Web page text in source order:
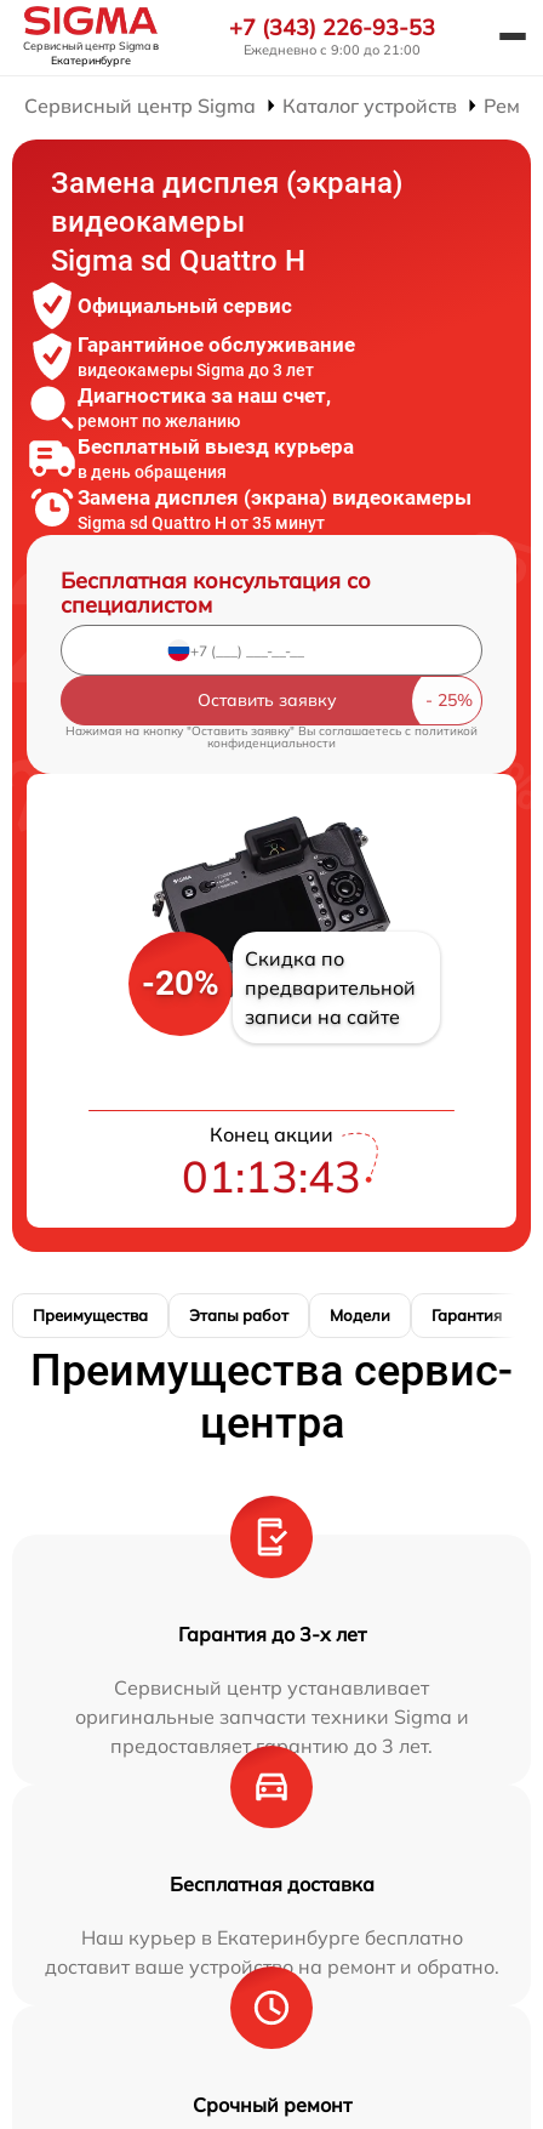
Сервисный центр Sigmaв
Екатеринбурге
+7 (343) 226-93-53
Ежедневно с 9:00 до 21:00
Сервисный центр Sigma Каталог устройств
Замена дисплея (экрана)
видеокамеры
Sigma sd Quattro H
Официальный сервис
Гарантийное обслуживание
видеокамеры Sigma до 3 лет
Диагностика за наш счет,
ремонт по желанию
Бесплатный выезд курьера
в день обращения
Замена дисплея (экрана) видеокамеры
Sigma sd Quattro H от 35 минут
Бесплатная консультация со
специалистом
Оставить заявку
Нажимая на кнопку "Оставить заявку" Вы соглашаетесь c политикой
конфиденциальности
-20%
Скидка по
предварительной
записи на сайте
Конец акции
01:13:42
Преимущества Этапы работ Модели Гарантия
Преимущества сервис-
центра
Гарантия до 3-х лет
Сервисный центр устанавливает
оригинальные запчасти техники Sigma и
предоставляет гарантию до 3 лет.
Бесплатная доставка
Наш курьер в Екатеринбурге бесплатно
доставит ваше устройство на ремонт и обратно.
Срочный ремонт